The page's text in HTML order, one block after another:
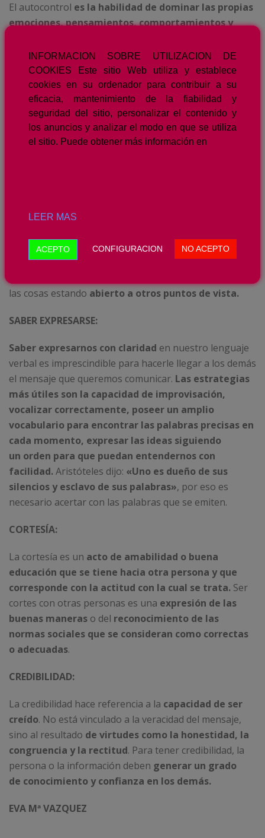
El autocontrol es la habilidad de dominar las propias
emociones, pensamientos, comportamientos y
momento de la vida
con mayor serenidad y eficacia
clave para la convivencia con otros individuos y para la
vida en sí.Las personas con un mayor autocontrol
hacen más amigos, se relacionan mejor en sus
trabajos, sacan mejores notas o tienen una vida
más saludable.
teniendo su propia opinión y sus propias creencias,
informaciones para así tener una visión más amplia
de las cosas,sin molestarse por evidencias contrarias
las cosas estando abierto a otros puntos de vista.
SABER EXPRESARSE:
Saber expresarnos con claridad en nuestro lenguaje
verbal es imprescindible para hacerle llegar a los demás
el mensaje que queremos comunicar. Las estrategias
más útiles son la capacidad de improvisación,
vocalizar correctamente, poseer un amplio
vocabulario para encontrar las palabras precisas en
cada momento, expresar las ideas siguiendo
un orden para que puedan entendernos con
facilidad.Aristóteles dijo: «Uno es dueño de sus
silencios y esclavo de sus palabras», por eso es
necesario acertar con las palabras que se emiten.
CORTESÍA:
La cortesía es un acto de amabilidad o buena
educación que se tiene hacia otra persona y que
corresponde con la actitud con la cual se trata. Ser
cortes con otras personas es una expresión de las
buenas maneras o del reconocimiento de las
normas sociales que se consideran como correctas
o adecuadas.
CREDIBILIDAD:
La credibilidad hace referencia a la capacidad de ser
creído. No está vinculado a la veracidad del mensaje,
sino al resultado de virtudes como la honestidad, la
congruencia y la rectitud. Para tener credibilidad, la
persona o la información deben generar un grado
de conocimiento y confianza en los demás.
EVA Mª VAZQUEZ
INFORMACION SOBRE UTILIZACION DE
COOKIES Este sitio Web utiliza y establece
cookies en su ordenador para contribuir a su
eficacia, mantenimiento de la fiabilidad y
seguridad del sitio, personalizar el contenido y
los anuncios y analizar el modo en que se utiliza
el sitio. Puede obtener más información en
LEER MAS
ACEPTO NO ACEPTO
CONFIGURACION